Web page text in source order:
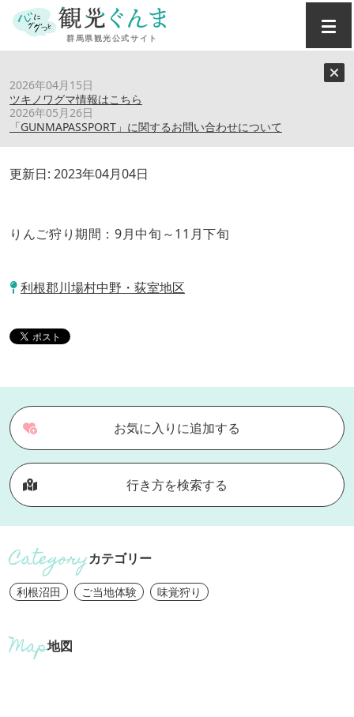
2026年04月15日
ツキノワグマ情報はこちら
2026年05月26日
「GUNMAPASSPORT」に関するお問い合わせについて
川場村りんご研究会
更新日: 2023年04月04日
りんご狩り期間：9月中旬～11月下旬
利根郡川場村中野・荻室地区
お気に入りに追加する
行き方を検索する
カテゴリー
利根沼田 ご当地体験 味覚狩り
地図